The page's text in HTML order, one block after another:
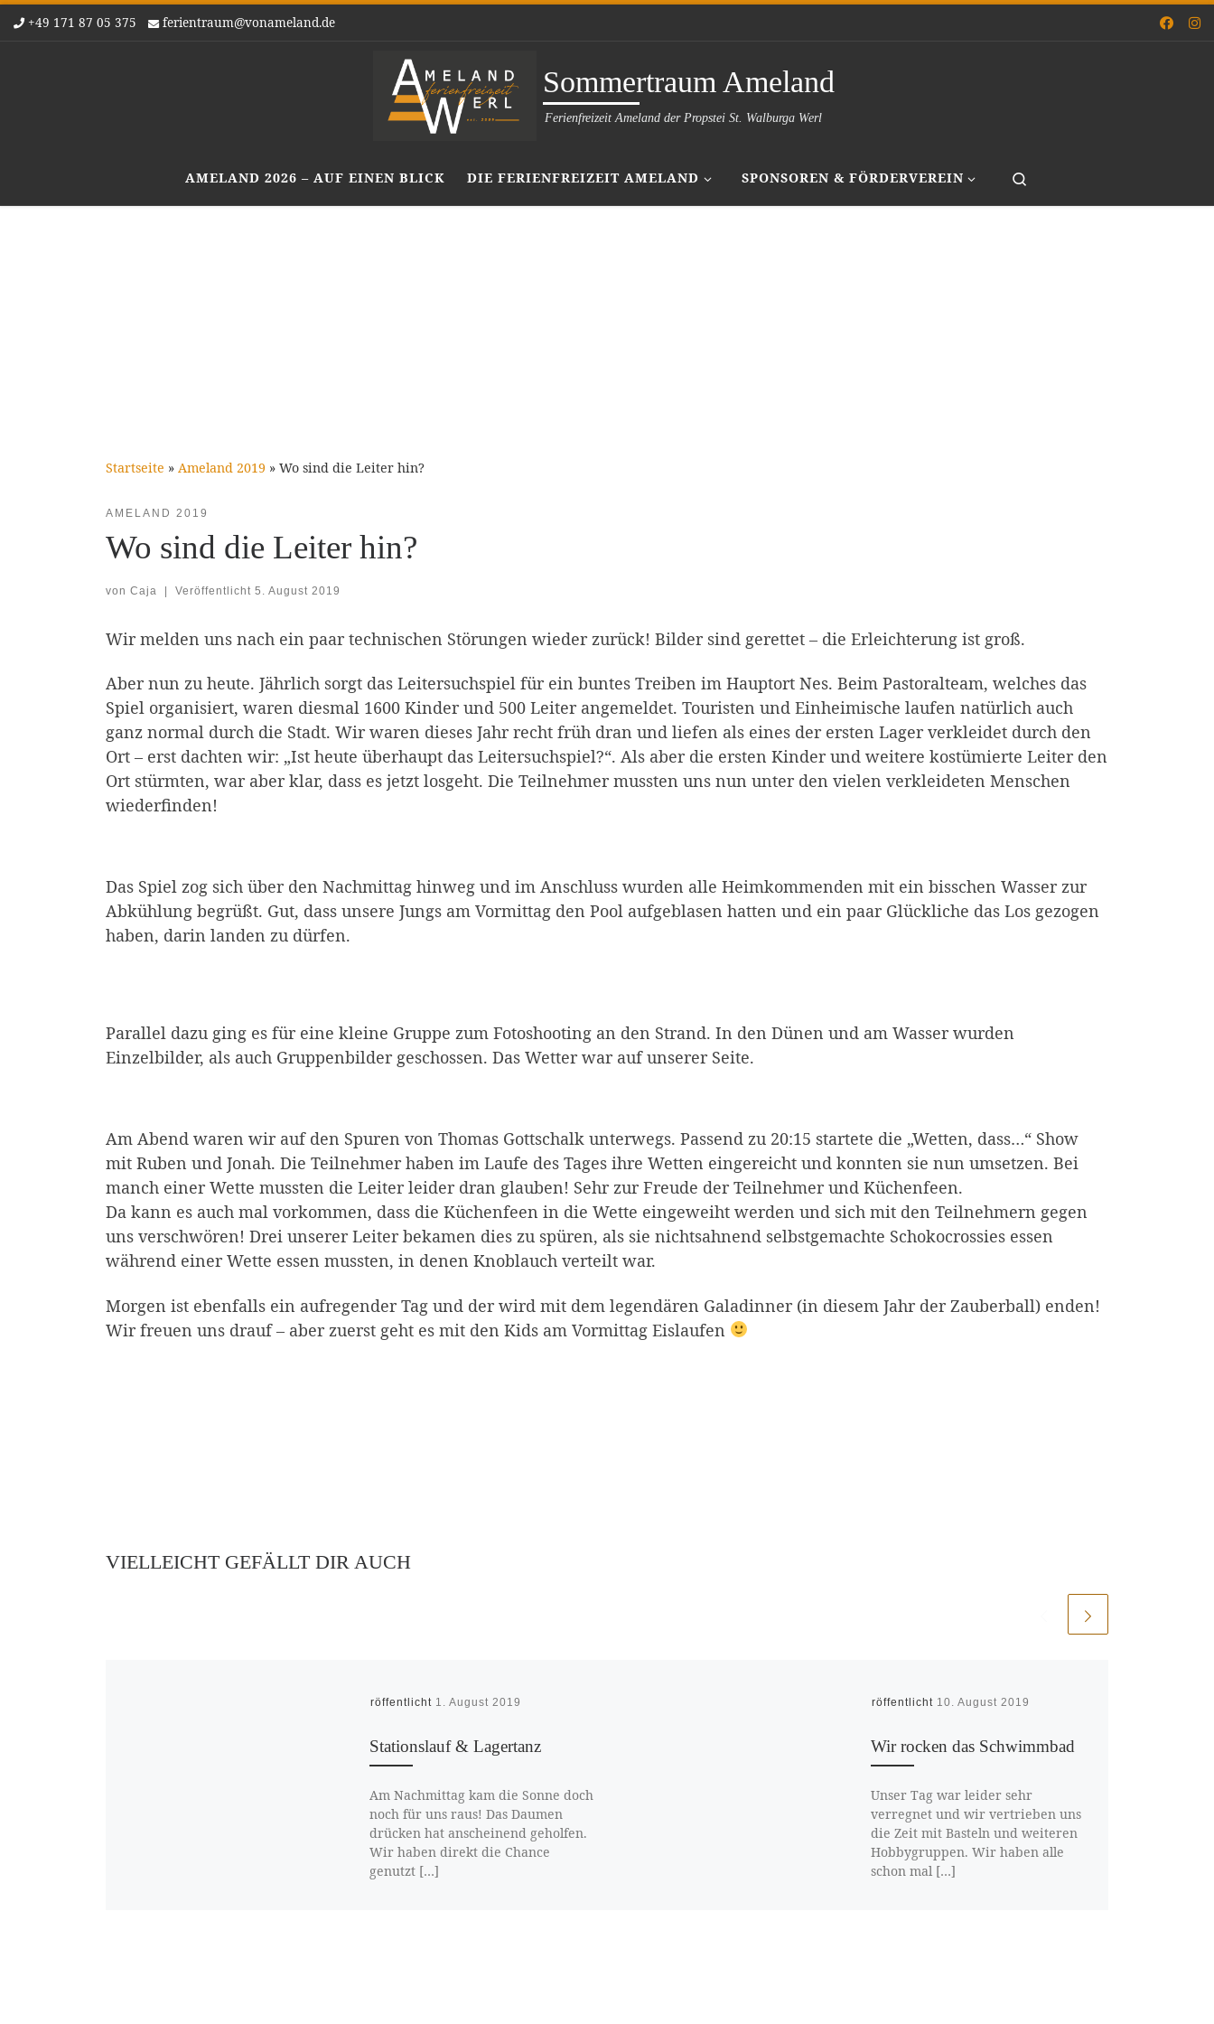
Zum Inhalt springen
+49 171 87 05 375 ferientraum@vonameland.de
Sommertraum Ameland
Ferienfreizeit Ameland der Propstei St. Walburga Werl
AMELAND 2026 – AUF EINEN BLICK DIE FERIENFREIZEIT AMELAND SPONSOREN & FÖRDERVEREIN
Startseite » Ameland 2019 » Wo sind die Leiter hin?
AMELAND 2019
Wo sind die Leiter hin?
von Caja | Veröffentlicht 5. August 2019
Wir melden uns nach ein paar technischen Störungen wieder zurück! Bilder sind gerettet – die Erleichterung ist groß.
Aber nun zu heute. Jährlich sorgt das Leitersuchspiel für ein buntes Treiben im Hauptort Nes. Beim Pastoralteam, welches das
Spiel organisiert, waren diesmal 1600 Kinder und 500 Leiter angemeldet. Touristen und Einheimische laufen natürlich auch
ganz normal durch die Stadt. Wir waren dieses Jahr recht früh dran und liefen als eines der ersten Lager verkleidet durch den
Ort – erst dachten wir: „Ist heute überhaupt das Leitersuchspiel?“. Als aber die ersten Kinder und weitere kostümierte Leiter den
Ort stürmten, war aber klar, dass es jetzt losgeht. Die Teilnehmer mussten uns nun unter den vielen verkleideten Menschen
wiederfinden!
Das Spiel zog sich über den Nachmittag hinweg und im Anschluss wurden alle Heimkommenden mit ein bisschen Wasser zur
Abkühlung begrüßt. Gut, dass unsere Jungs am Vormittag den Pool aufgeblasen hatten und ein paar Glückliche das Los gezogen
haben, darin landen zu dürfen.
Parallel dazu ging es für eine kleine Gruppe zum Fotoshooting an den Strand. In den Dünen und am Wasser wurden
Einzelbilder, als auch Gruppenbilder geschossen. Das Wetter war auf unserer Seite.
Am Abend waren wir auf den Spuren von Thomas Gottschalk unterwegs. Passend zu 20:15 startete die „Wetten, dass…“ Show
mit Ruben und Jonah. Die Teilnehmer haben im Laufe des Tages ihre Wetten eingereicht und konnten sie nun umsetzen. Bei
manch einer Wette mussten die Leiter leider dran glauben! Sehr zur Freude der Teilnehmer und Küchenfeen.
Da kann es auch mal vorkommen, dass die Küchenfeen in die Wette eingeweiht werden und sich mit den Teilnehmern gegen
uns verschwören! Drei unserer Leiter bekamen dies zu spüren, als sie nichtsahnend selbstgemachte Schokocrossies essen
während einer Wette essen mussten, in denen Knoblauch verteilt war.
Morgen ist ebenfalls ein aufregender Tag und der wird mit dem legendären Galadinner (in diesem Jahr der Zauberball) enden!
Wir freuen uns drauf – aber zuerst geht es mit den Kids am Vormittag Eislaufen
VIELLEICHT GEFÄLLT DIR AUCH
Veröffentlicht 1. August 2019
Stationslauf & Lagertanz
Am Nachmittag kam die Sonne doch
noch für uns raus! Das Daumen
drücken hat anscheinend geholfen.
Wir haben direkt die Chance
genutzt […]
Veröffentlicht 10. August 2019
Wir rocken das Schwimmbad
Unser Tag war leider sehr
verregnet und wir vertrieben uns
die Zeit mit Basteln und weiteren
Hobbygruppen. Wir haben alle
schon mal […]